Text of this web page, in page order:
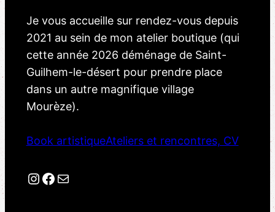
Je vous accueille sur rendez-vous depuis
2021 au sein de mon atelier boutique (qui
cette année 2026 déménage de Saint-
Guilhem-le-désert pour prendre place
dans un autre magnifique village
Mourèze).
Book artistiqueAteliers et rencontres, CV
Instagram Facebook Mail